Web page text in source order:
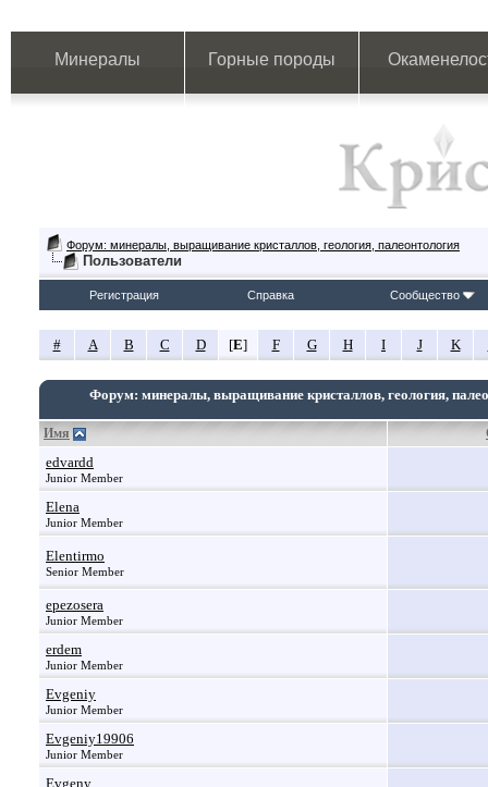
Минералы Горные породы
Форум: минералы, выращивание кристаллов, геология, палеонтология
Пользователи
Регистрация Справка Сообщество
# A B C D [E] F G H I J K
Форум: минералы, выращивание кристаллов, геология,
Имя
edvardd
Junior Member
Elena
Junior Member
Elentirmo
Senior Member
epezosera
Junior Member
erdem
Junior Member
Evgeniy
Junior Member
Evgeniy19906
Junior Member
Evgeny